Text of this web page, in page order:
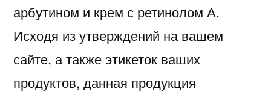
арбутином и крем с ретинолом А.
Исходя из утверждений на вашем
сайте, а также этикеток ваших
продуктов, данная продукция